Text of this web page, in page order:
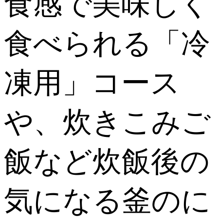
食べられる「冷
凍用」コース
や、炊きこみご
飯など炊飯後の
気になる釜のに